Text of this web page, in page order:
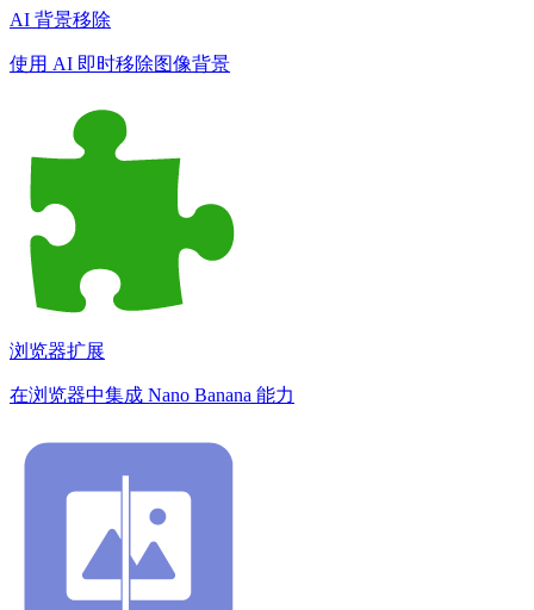
AI 背景移除
使用 AI 即时移除图像背景
浏览器扩展
在浏览器中集成 Nano Banana 能力